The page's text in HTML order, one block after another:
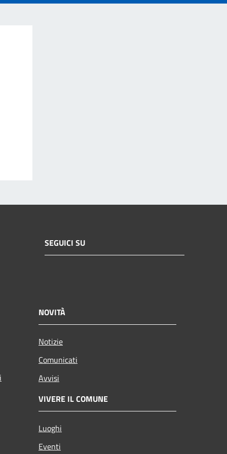
SEGUICI SU
NOVITÀ
Notizie
Comunicati
Avvisi
VIVERE IL COMUNE
Luoghi
Eventi